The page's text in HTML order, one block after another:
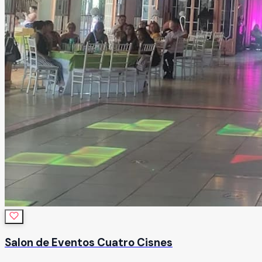
Salon de Eventos Cuatro Cisnes